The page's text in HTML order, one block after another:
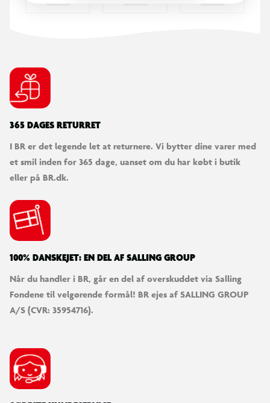
365 DAGES RETURRET
I BR er det legende let at returnere. Vi bytter dine varer med
et smil inden for 365 dage, uanset om du har købt i butik
eller på BR.dk.
100% DANSKEJET: EN DEL AF SALLING GROUP
Når du handler i BR, går en del af overskuddet via Salling
Fondene til velgørende formål! BR ejes af SALLING GROUP
A/S (CVR: 35954716).